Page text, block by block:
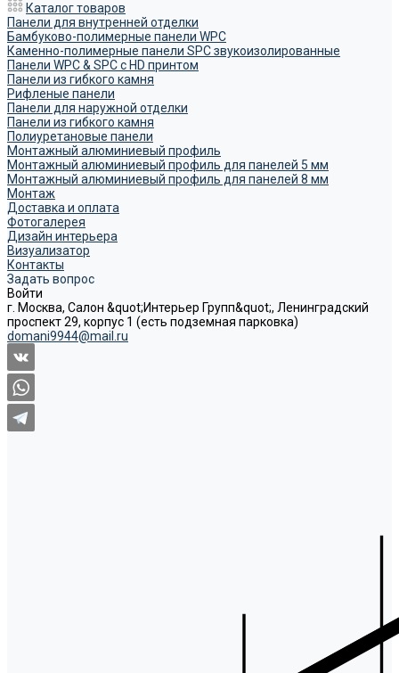
Каталог товаров
Панели для внутренней отделки
Бамбуково-полимерные панели WPC
Каменно-полимерные панели SPC звукоизолированные
Панели WPC & SPC с HD принтом
Панели из гибкого камня
Рифленые панели
Панели для наружной отделки
Панели из гибкого камня
Полиуретановые панели
Монтажный алюминиевый профиль
Монтажный алюминиевый профиль для панелей 5 мм
Монтажный алюминиевый профиль для панелей 8 мм
Монтаж
Доставка и оплата
Фотогалерея
Дизайн интерьера
Визуализатор
Контакты
Задать вопрос
Войти
г. Москва, Салон &quot;Интерьер Групп&quot;, Ленинградский
проспект 29, корпус 1 (есть подземная парковка)
domani9944@mail.ru